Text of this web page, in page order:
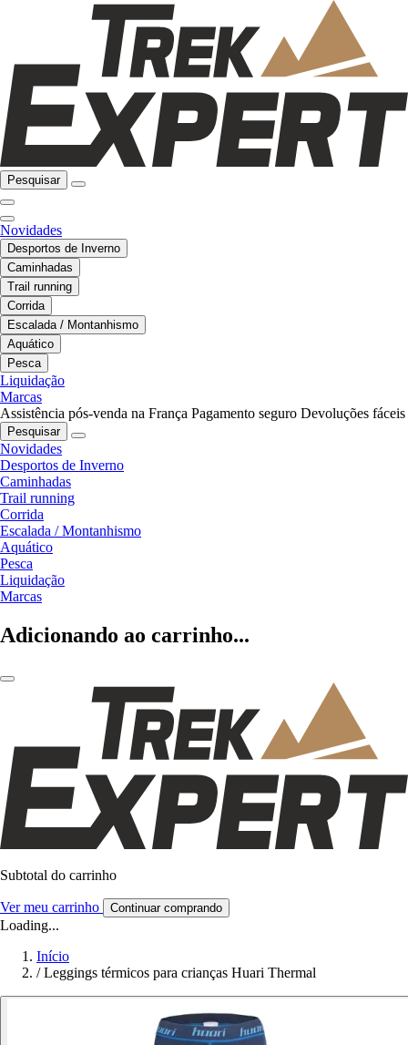
Pesquisar
Novidades
Desportos de Inverno
Caminhadas
Trail running
Corrida
Escalada / Montanhismo
Aquático
Pesca
Liquidação
Marcas
Assistência pós-venda na França Pagamento seguro Devoluções fáceis
Pesquisar
Novidades
Desportos de Inverno
Caminhadas
Trail running
Corrida
Escalada / Montanhismo
Aquático
Pesca
Liquidação
Marcas
Adicionando ao carrinho...
Subtotal do carrinho
Ver meu carrinho Continuar comprando
Loading...
Início
/ Leggings térmicos para crianças Huari Thermal